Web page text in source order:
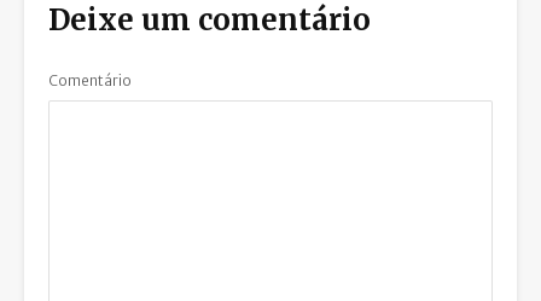
Deixe um comentário
Comentário